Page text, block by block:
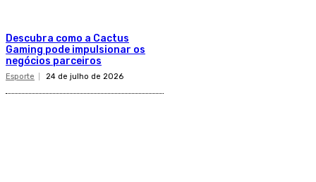
Descubra como a Cactus
Gaming pode impulsionar os
negócios parceiros
Esporte 24 de julho de 2026